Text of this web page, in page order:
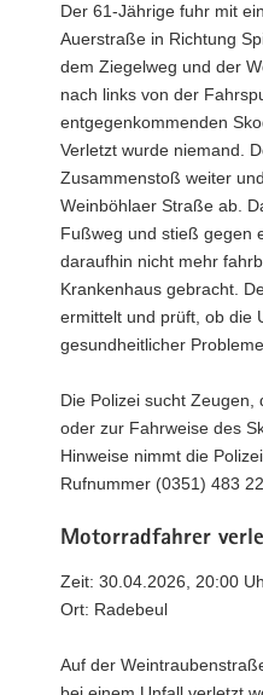
Der 61-Jährige fuhr mit
Auerstraße in Richtung
dem Ziegelweg und der
nach links von der
entgegenkommenden
Verletzt wurde niemand.
Zusammenstoß weiter
Weinböhlaer Straße ab.
Fußweg und stieß gegen
daraufhin nicht mehr
Krankenhaus gebracht.
ermittelt und prüft, ob die
gesundheitlicher
Die Polizei sucht Zeugen,
oder zur Fahrweise des
Hinweise nimmt die
Rufnummer (0351) 483
Motorradfahrer
Zeit: 30.04.2026, 20:00
Ort: Radebeul
Auf der